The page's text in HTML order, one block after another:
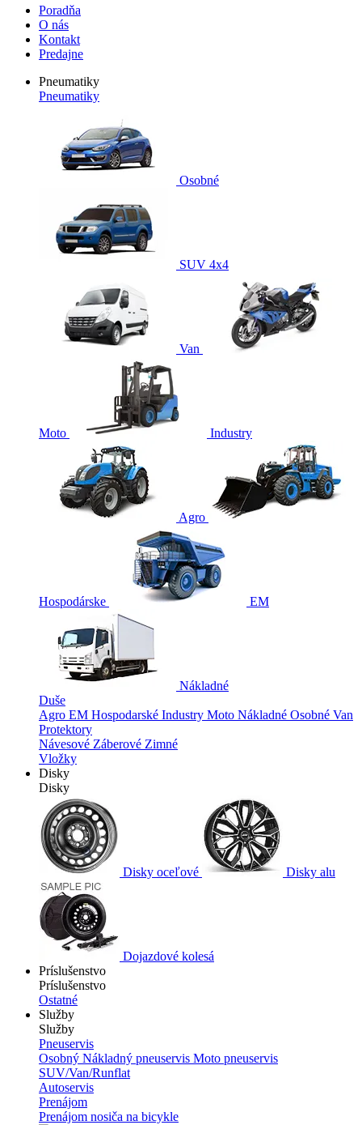
Poradňa
O nás
Kontakt
Predajne
Pneumatiky
Pneumatiky
Osobné
SUV 4x4
Van
Moto Industry
Agro
Hospodárske EM
Nákladné
Duše
Agro EM Hospodarské Industry Moto Nákladné Osobné Van
Protektory
Návesové Záberové Zimné
Vložky
Disky
Disky
Disky oceľové Disky alu
Dojazdové kolesá
Príslušenstvo
Príslušenstvo
Ostatné
Služby
Služby
Pneuservis
Osobný Nákladný pneuservis Moto pneuservis
SUV/Van/Runflat
Autoservis
Prenájom
Prenájom nosiča na bicykle